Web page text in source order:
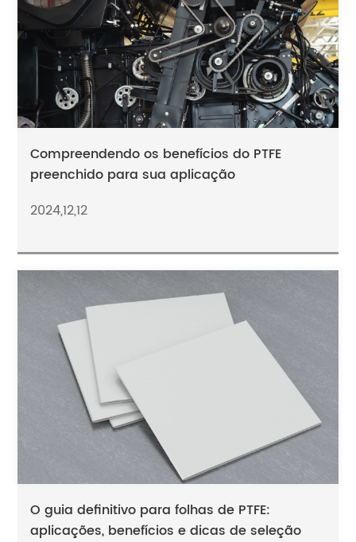
Compreendendo os benefícios do PTFE
preenchido para sua aplicação
2024,12,12
O guia definitivo para folhas de PTFE:
aplicações, benefícios e dicas de seleção